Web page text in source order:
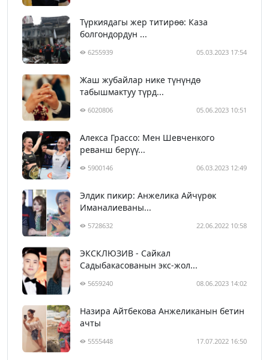
Түркиядагы жер титирөө: Каза
болгондордун ...
6255939 05.03.2023 17:54
Жаш жубайлар нике түнүндө
табышмактуу түрд...
6020806 05.06.2023 10:51
Алекса Грассо: Мен Шевченкого
реванш берүү...
5900146 06.03.2023 12:49
Элдик пикир: Анжелика Айчүрөк
Иманалиеваны...
5728632 22.06.2022 10:58
ЭКСКЛЮЗИВ - Сайкал
Садыбакасованын экс-жол...
5659240 08.06.2023 14:02
Назира Айтбекова Анжеликанын бетин
ачты
5555448 17.07.2022 16:50